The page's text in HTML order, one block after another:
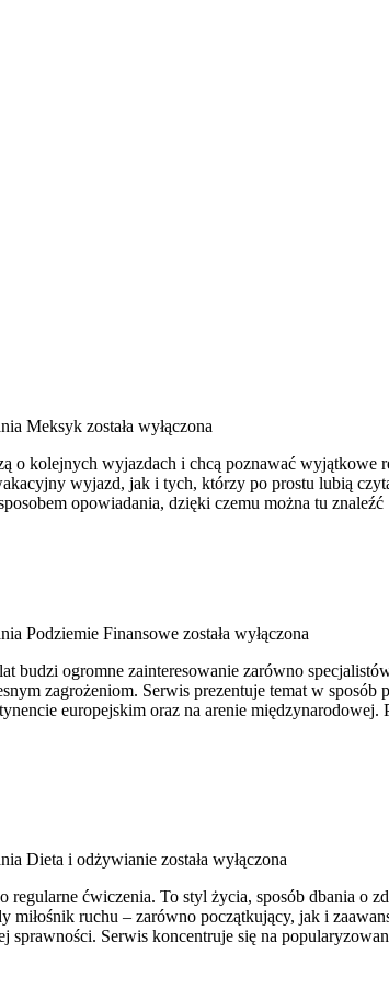
Meksyk została wyłączona
o kolejnych wyjazdach i chcą poznawać
wyjazd, jak i tych, którzy po prostu lubią
opowiadania, dzięki czemu można tu
Podziemie Finansowe została wyłączona
budzi ogromne zainteresowanie zarówno
zagrożeniom. Serwis prezentuje temat w
europejskim oraz na arenie
Dieta i odżywianie została wyłączona
ćwiczenia. To styl życia, sposób dbania o
ruchu – zarówno początkujący, jak i
sprawności. Serwis koncentruje się na